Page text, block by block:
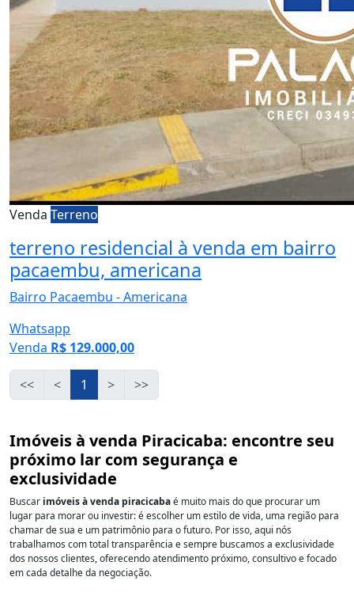
Venda Terreno
terreno residencial à venda em bairro
pacaembu, americana
Bairro Pacaembu - Americana
Whatsapp
Venda R$ 129.000,00
<< < 1 > >>
Imóveis à venda Piracicaba: encontre seu
próximo lar com segurança e
exclusividade
Buscar imóveis à venda piracicabaé muito mais do que procurar um
lugar para morar ou investir: é escolher um estilo de vida, uma região para
chamar de sua e um patrimônio para o futuro. Por isso, aqui nós
trabalhamos com total transparência e sempre buscamos a exclusividade
dos nossos clientes, oferecendo atendimento próximo, consultivo e focado
em cada detalhe da negociação.